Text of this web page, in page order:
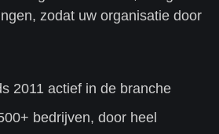
zodat uw organisatie door
2011 actief in de branche
bedrijven, door heel